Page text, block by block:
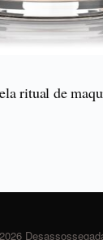
ritual de